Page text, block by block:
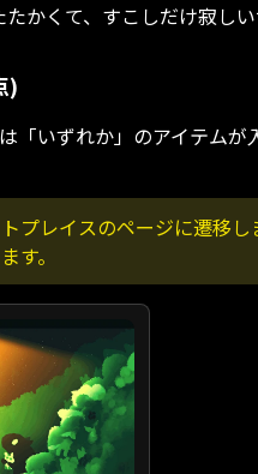
かくて、すこしだけ寂し
)
「いずれか」のアイテム
プレイスのページに遷移
す。